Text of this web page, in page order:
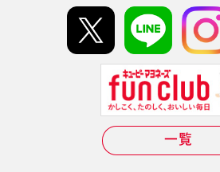
Hi! kewpieについて
Qummyについて
一覧